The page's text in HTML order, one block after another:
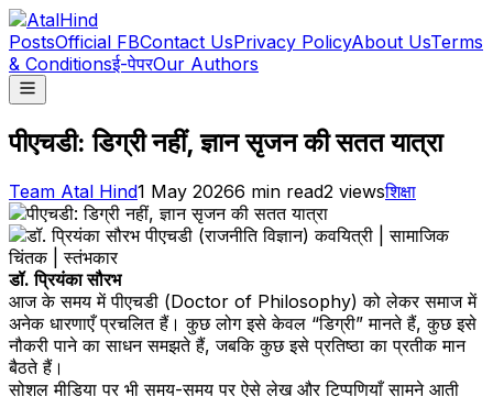
PostsOfficial FBContact UsPrivacy PolicyAbout UsTerms
& Conditionsई-पेपरOur Authors
पीएचडी: डिग्री नहीं, ज्ञान सृजन की सतत यात्रा
Team Atal Hind1 May 20266 min read2 viewsशिक्षा
डॉ. प्रियंका सौरभ
आज के समय में पीएचडी (Doctor of Philosophy) को लेकर समाज में
अनेक धारणाएँ प्रचलित हैं। कुछ लोग इसे केवल “डिग्री” मानते हैं, कुछ इसे
नौकरी पाने का साधन समझते हैं, जबकि कुछ इसे प्रतिष्ठा का प्रतीक मान
बैठते हैं।
सोशल मीडिया पर भी समय-समय पर ऐसे लेख और टिप्पणियाँ सामने आती